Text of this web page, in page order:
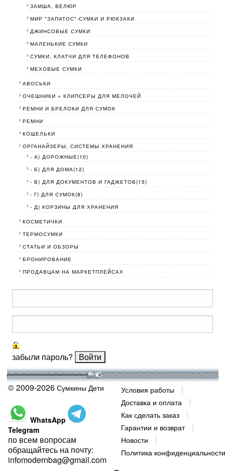
ЗАМША, ВЕЛЮР
МИР "ЗАПАТОС"-СУМКИ И РЮКЗАКИ
ДЖИНСОВЫЕ СУМКИ
МАЛЕНЬКИЕ СУМКИ
СУМКИ, КЛАТЧИ ДЛЯ ТЕЛЕФОНОВ
МЕХОВЫЕ СУМКИ
АВОСЬКИ
ОЧЕШНИКИ + КЛИПСЕРЫ ДЛЯ МЕЛОЧЕЙ
РЕМНИ И БРЕЛОКИ ДЛЯ СУМОК
РЕМНИ
КОШЕЛЬКИ
ОРГАНАЙЗЕРЫ, СИСТЕМЫ ХРАНЕНИЯ
- А) ДОРОЖНЫЕ(10)
- Б) ДЛЯ ДОМА(12)
- В) ДЛЯ ДОКУМЕНТОВ И ГАДЖЕТОВ(15)
- Г) ДЛЯ СУМОК(8)
- Д) КОРЗИНЫ ДЛЯ ХРАНЕНИЯ
КОСМЕТИЧКИ
ТЕРМОСУМКИ
СТАТЬИ И ОБЗОРЫ
БРОНИРОВАНИЕ
ПРОДАВЦАМ НА МАРКЕТПЛЕЙСАХ
забыли пароль?
© 2009-2026 Сумкины Дети
WhatsApp
Telegram
по всем вопросам
обращайтесь на почту:
infomodernbag@gmail.com
Условия работы
Доставка и оплата
Как сделать заказ
Гарантии и возврат
Новости
Политика конфиденциальности